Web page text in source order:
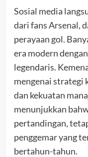
Sosial media
dari fans Arsenal,
perayaan gol.
era modern
legendaris.
mengenai strategi
dan kekuatan
menunjukkan
pertandingan,
penggemar yang
bertahun-tahun.